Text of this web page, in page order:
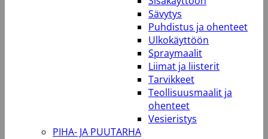
Sävytys
Puhdistus ja ohenteet
Ulkokäyttöön
Spraymaalit
Liimat ja liisterit
Tarvikkeet
Teollisuusmaalit ja
ohenteet
Vesieristys
PIHA- JA PUUTARHA